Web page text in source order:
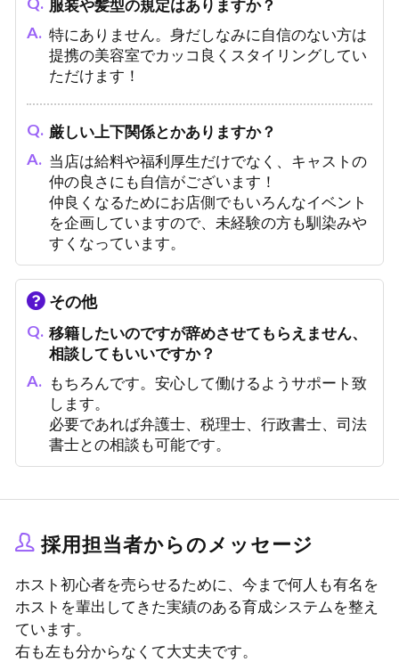
服装や髪型の規定はありますか？
特にありません。身だしなみに自信のない方は
提携の美容室でカッコ良くスタイリングしてい
ただけます！
厳しい上下関係とかありますか？
当店は給料や福利厚生だけでなく、キャストの
仲の良さにも自信がございます！
仲良くなるためにお店側でもいろんなイベント
を企画していますので、未経験の方も馴染みや
すくなっています。
その他
移籍したいのですが辞めさせてもらえません、
相談してもいいですか？
もちろんです。安心して働けるようサポート致
します。
必要であれば弁護士、税理士、行政書士、司法
書士との相談も可能です。
採用担当者からのメッセージ
ホスト初心者を売らせるために、今まで何人も有名を
ホストを輩出してきた実績のある育成システムを整え
ています。
右も左も分からなくて大丈夫です。